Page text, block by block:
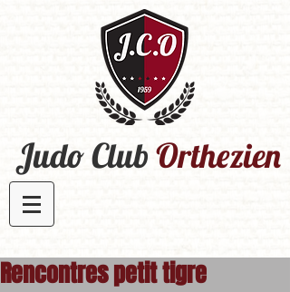
Judo ClubOrthezien​
Rencontres petit tigre